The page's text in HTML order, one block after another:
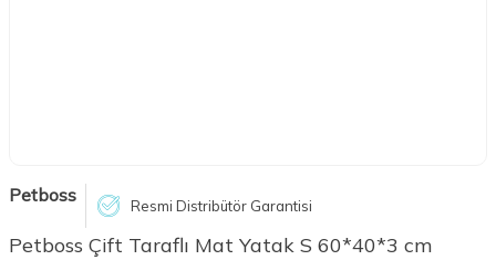
Petboss Resmi Distribütör Garantisi
Petboss Çift Taraflı Mat Yatak S 60*40*3 cm